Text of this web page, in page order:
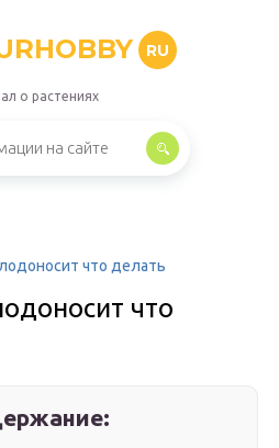
RU
о растениях
что делать
что